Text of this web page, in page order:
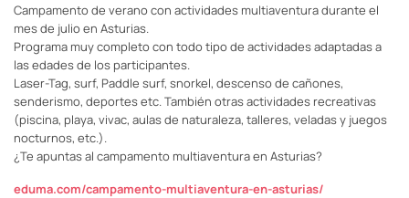
Campamento de verano con actividades multiaventura durante el
mes de julio en Asturias.
Programa muy completo con todo tipo de actividades adaptadas a
las edades de los participantes.
Laser-Tag, surf, Paddle surf, snorkel, descenso de cañones,
senderismo, deportes etc. También otras actividades recreativas
(piscina, playa, vivac, aulas de naturaleza, talleres, veladas y juegos
nocturnos, etc.).
¿Te apuntas al campamento multiaventura en Asturias?
eduma.com/campamento-multiaventura-en-asturias/